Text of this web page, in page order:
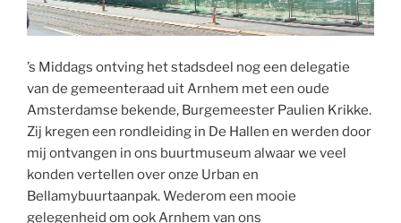
’s Middags ontving het stadsdeel nog een delegatie
van de gemeenteraad uit Arnhem met een oude
Amsterdamse bekende, Burgemeester Paulien Krikke.
Zij kregen een rondleiding in De Hallen en werden door
mij ontvangen in ons buurtmuseum alwaar we veel
konden vertellen over onze Urban en
Bellamybuurtaanpak. Wederom een mooie
gelegenheid om ook Arnhem van ons